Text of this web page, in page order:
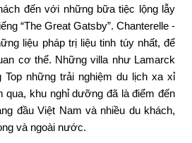
đến với những bữa tiệc lộng lẫy
“The Great Gatsby”. Chanterelle -
liệu pháp trị liệu tinh túy nhất, để
cơ thể. Những villa như Lamarck
những trải nghiệm du lịch xa xỉ
khu nghỉ dưỡng đã là điểm đến
đầu Việt Nam và nhiều du khách,
và ngoài nước.